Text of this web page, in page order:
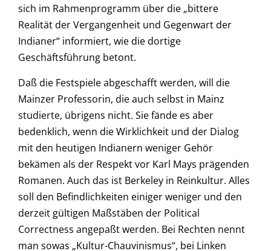
sich im Rahmenprogramm über die „bittere
Realität der Vergangenheit und Gegenwart der
Indianer“ informiert, wie die dortige
Geschäftsführung betont.
Daß die Festspiele abgeschafft werden, will die
Mainzer Professorin, die auch selbst in Mainz
studierte, übrigens nicht. Sie fände es aber
bedenklich, wenn die Wirklichkeit und der Dialog
mit den heutigen Indianern weniger Gehör
bekämen als der Respekt vor Karl Mays prägenden
Romanen. Auch das ist Berkeley in Reinkultur. Alles
soll den Befindlichkeiten einiger weniger und den
derzeit gültigen Maßstäben der Political
Correctness angepaßt werden. Bei Rechten nennt
man sowas „Kultur-Chauvinismus“, bei Linken